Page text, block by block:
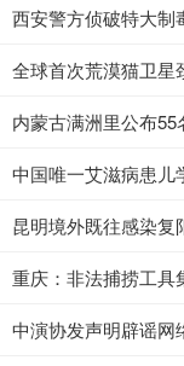
西安警方侦破特大制
全球首次荒漠猫卫星
内蒙古满洲里公布
中国唯一艾滋病患儿
昆明境外既往感染复
重庆：非法捕捞工具
中演协发声明辟谣网